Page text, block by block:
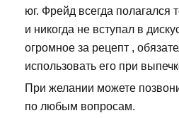
юг. Фрейд всегда полагался
и никогда не вступал в
огромное за рецепт ,
использовать его при
При желании можете
по любым вопросам.